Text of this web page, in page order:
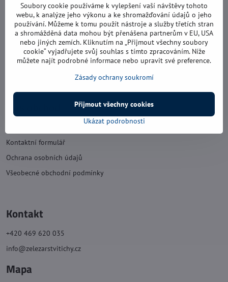
středa: 8:00 - 16:00
čtvrtek: 8:00 - 17:00
pátek: 8:00 - 16:00
sobota: 8:00 - 11:30
Kontaktní formulář
Ochrana osobních údajů
Všeobecné obchodní podmínky
Kontakt
+420 469 620 035
info@zelezarstvitichy.cz
Mapa
Soubory cookie používáme k vylepšení vaší návštěvy tohoto
webu, k analýze jeho výkonu a ke shromažďování údajů o jeho
používání. Můžeme k tomu použít nástroje a služby třetích stran
a shromážděná data mohou být přenášena partnerům v EU, USA
nebo jiných zemích. Kliknutím na „Přijmout všechny soubory
cookie“ vyjadřujete svůj souhlas s tímto zpracováním. Níže
můžete najít podrobné informace nebo upravit své preference.
Zásady ochrany soukromí
Ukázat podrobnosti
Přijmout všechny cookies